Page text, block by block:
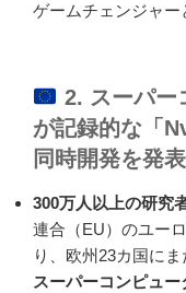
ゲームチェンジャー
2. スーパー
が記録的な「
同時開発を発表
300万人以上の研究
連合（EU）のユー
り、欧州23カ国にま
スーパーコンピュ